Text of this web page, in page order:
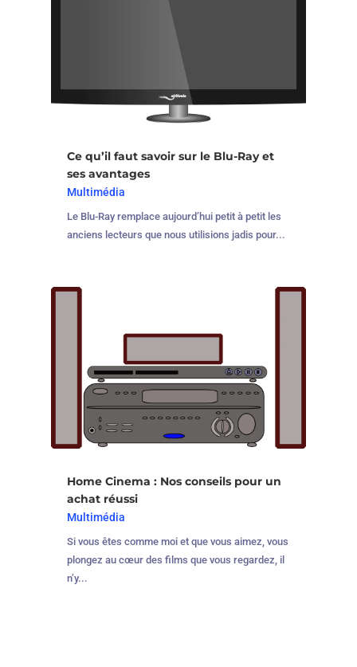
Ce qu’il faut savoir sur le Blu-Ray et
ses avantages
Multimédia
Le Blu-Ray remplace aujourd’hui petit à petit les
anciens lecteurs que nous utilisions jadis pour...
Home Cinema : Nos conseils pour un
achat réussi
Multimédia
Si vous êtes comme moi et que vous aimez, vous
plongez au cœur des films que vous regardez, il
n’y...